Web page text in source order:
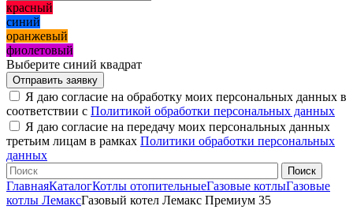
красный
синий
оранжевый
фиолетовый
Выберите синий квадрат
Я даю согласие на обработку моих персональных данных в
соответствии с Политикой обработки персональных данных
Я даю согласие на передачу моих персональных данных
третьим лицам в рамках Политики обработки персональных
данных
ГлавнаяКаталогКотлы отопительныеГазовые котлыГазовые
котлы ЛемаксГазовый котел Лемакс Премиум 35